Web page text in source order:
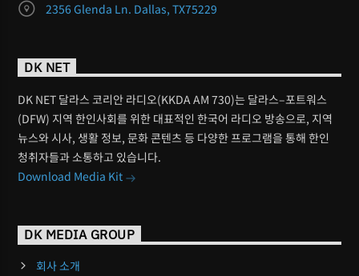
2356 Glenda Ln. Dallas, TX75229
DK NET
DK NET 달라스 코리안 라디오(KKDA AM 730)는 달라스–포트워스
(DFW) 지역 한인사회를 위한 대표적인 한국어 라디오 방송으로, 지역
뉴스와 시사, 생활 정보, 문화 콘텐츠 등 다양한 프로그램을 통해 한인
청취자들과 소통하고 있습니다.
Download Media Kit
DK MEDIA GROUP
회사 소개